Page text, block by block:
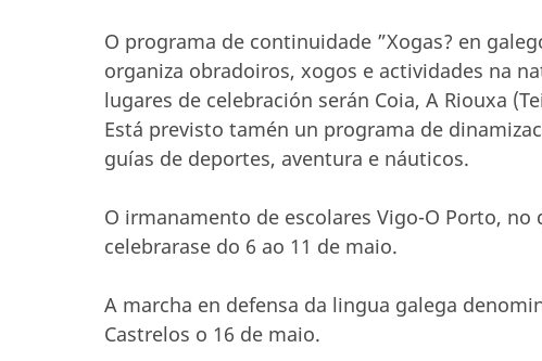
O programa de continuidade ”Xogas? en
organiza obradoiros, xogos e actividades na
lugares de celebración serán Coia, A Riouxa
Está previsto tamén un programa de
guías de deportes, aventura e náuticos.
O irmanamento de escolares Vigo-O Porto, no
celebrarase do 6 ao 11 de maio.
A marcha en defensa da lingua galega
Castrelos o 16 de maio.